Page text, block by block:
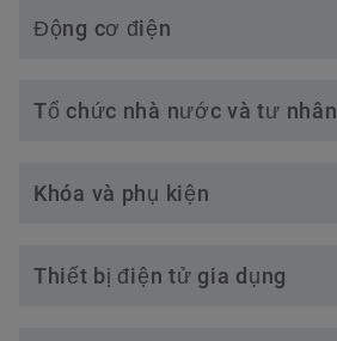
Động cơ điện
Tổ chức nhà nước và tư nhân
Khóa và phụ kiện
Thiết bị điện tử gia dụng